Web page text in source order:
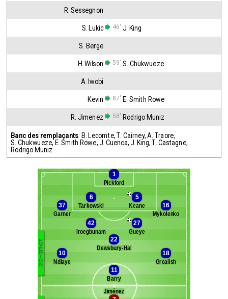
R. Sessegnon
S. Lukic 46' J. King
S. Berge
H. Wilson 59' S. Chukwueze
A. Iwobi
Kevin 87' E. Smith Rowe
R. Jimenez 58' Rodrigo Muniz
Banc des remplaçants: B. Lecomte,T. Cairney, A. Traore,
S. Chukwueze, E. Smith Rowe,J. Cuenca,J. King,T. Castagne,
Rodrigo Muniz